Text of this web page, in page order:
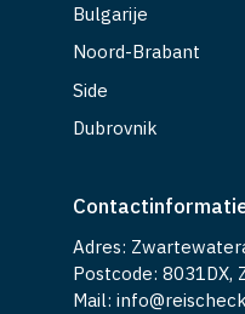
Bulgarije
Noord-Brabant
Side
Dubrovnik
Adres:
Postcode: 8031DX,
Mail: